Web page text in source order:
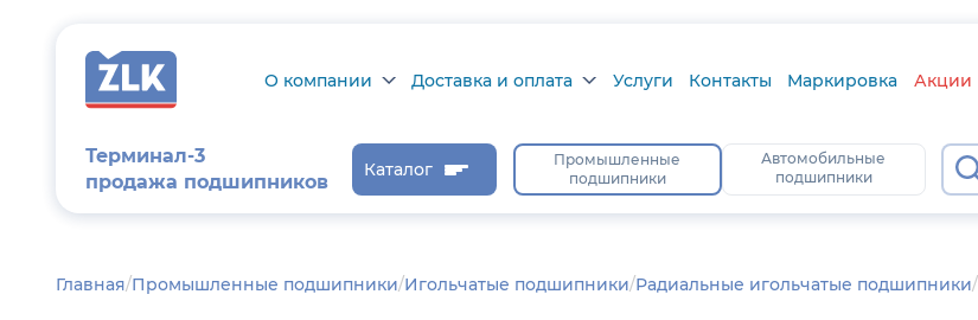
О компании
О компании
Сертификаты на
продукцию
Новости
Доставка и оплата
Доставка и оплата
Возврат товара
Услуги Контакты Маркировка Акции
Терминал-3
продажа подшипников
Каталог
Промышленные
подшипники
Автомобильные
подшипники
Главная/Промышленные подшипники Игольчатые подшипники/Радиальные игольчатые подшипники